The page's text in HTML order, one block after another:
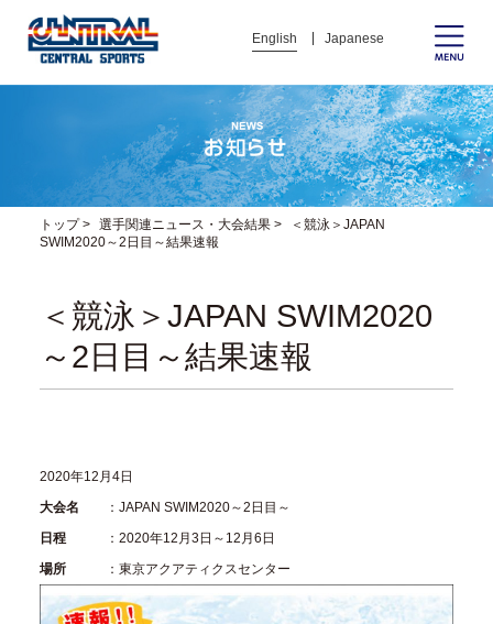
English Japanese
トップ> 選手関連ニュース・大会結果>
＜競泳＞JAPAN
SWIM2020～2日目～結果速報
＜競泳＞JAPAN SWIM2020
～2日目～結果速報
2020年12月4日
大会名
：JAPAN SWIM2020～2日目～
日程
：2020年12月3日～12月6日
場所
：東京アクアティクスセンター